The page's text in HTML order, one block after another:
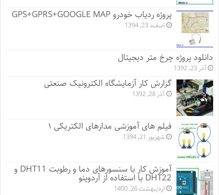
پروژه ردیاب خودرو GPS+GPRS+GOOGLE MAP
اسفند 23, 1394
دانلود پروژه چرخ متر دیجیتال
آذر 23, 1392
گزارش کار آزمایشگاه الکترونیک صنعتی
آذر 28, 1392
فیلم های آموزشی مدارهای الکتریکی ۱
شهریور 21, 1394
آموزش کار با سنسور‌های دما و رطوبت DHT11 و
DHT22 با استفاده از آردوینو
اردیبهشت 26, 1400